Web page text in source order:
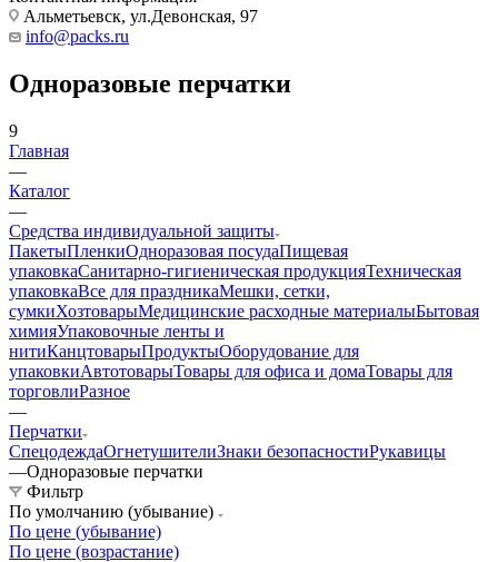
Альметьевск, ​ул.Девонская, 97
info@packs.ru
Одноразовые перчатки
9
Главная
—
Каталог
—
Средства индивидуальной защиты
ПакетыПленкиОдноразовая посудаПищевая
упаковкаСанитарно-гигиеническая продукцияТехническая
упаковкаВсе для праздникаМешки, сетки,
сумкиХозтоварыМедицинские расходные материалыБытовая
химияУпаковочные ленты и
нитиКанцтоварыПродуктыОборудование для
упаковкиАвтотоварыТовары для офиса и домаТовары для
торговлиРазное
—
Перчатки
СпецодеждаОгнетушителиЗнаки безопасностиРукавицы
—Одноразовые перчатки
Фильтр
По умолчанию (убывание)
По цене (убывание)
По цене (возрастание)